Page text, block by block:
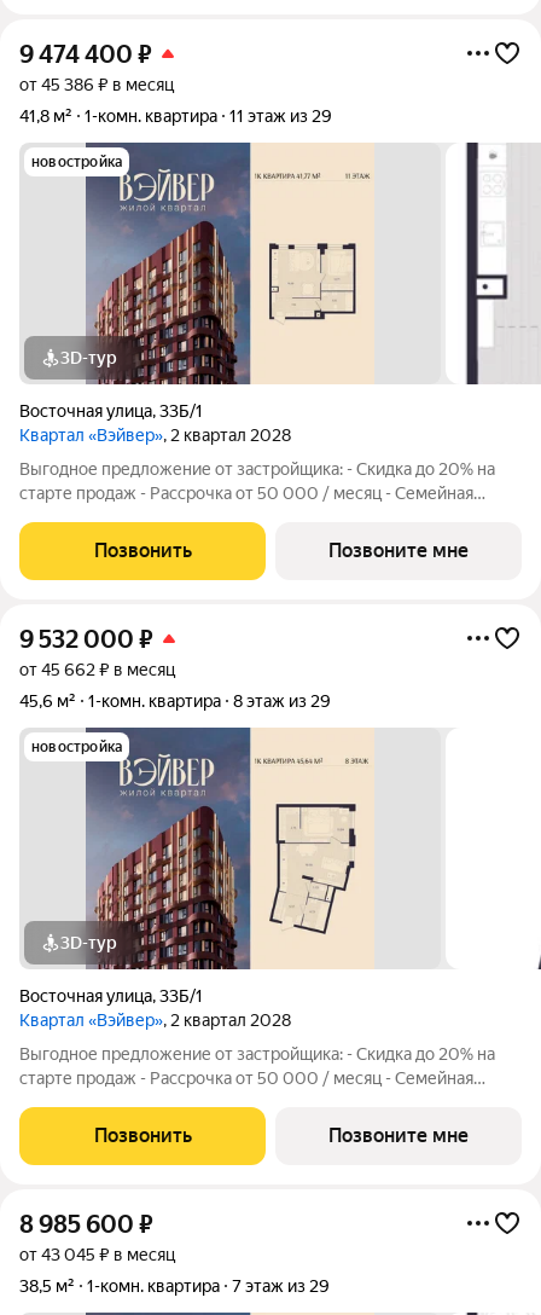
9 474 400 ₽
от 45 386 ₽ в месяц
41,8 м²
1-комн. квартира 11 этаж из 29
новостройка
3D-тур
Восточная улица,33Б/1
Квартал «Вэйвер», 2 квартал 2028
Выгодное предложение от застройщика: - Скидка до 20% на
старте продаж - Рассрочка от 50 000 / месяц - Семейная
1-комнатной квартиры в Жилом квартале Вэйвер от
Девелоперской компании Люди,
Позвонить Позвоните мне
9 532 000 ₽
от 45 662 ₽ в месяц
45,6 м²
1-комн. квартира 8 этаж из 29
новостройка
3D-тур
Восточная улица,33Б/1
Квартал «Вэйвер», 2 квартал 2028
Выгодное предложение от застройщика: - Скидка до 20% на
старте продаж - Рассрочка от 50 000 / месяц - Семейная
1-комнатной квартиры в Жилом квартале Вэйвер от
Девелоперской компании Люди,
Позвонить Позвоните мне
8 985 600 ₽
от 43 045 ₽ в месяц
38,5 м²
1-комн. квартира 7 этаж из 29